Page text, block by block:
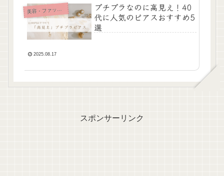
美
容・ファッション
プチプラなのに高見え！40
代に人気のピアスおすすめ5
選
2025.08.17
スポンサーリンク